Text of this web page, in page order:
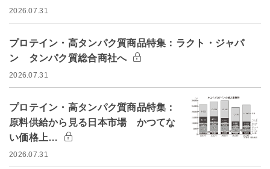
2026.07.31
プロテイン・高タンパク質商品特集：ラクト・ジャパ
ン タンパク質総合商社へ
2026.07.31
プロテイン・高タンパク質商品特集：
原料供給から見る日本市場 かつてな
い価格上…
2026.07.31